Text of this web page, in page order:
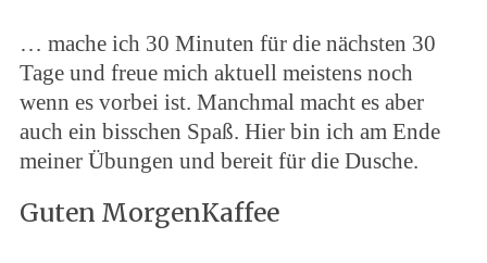
… mache ich 30 Minuten für die nächsten 30
Tage und freue mich aktuell meistens noch
wenn es vorbei ist. Manchmal macht es aber
auch ein bisschen Spaß. Hier bin ich am Ende
meiner Übungen und bereit für die Dusche.
Guten MorgenKaffee